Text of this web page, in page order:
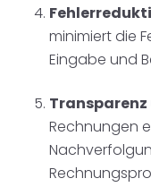
minimiert die
Eingabe und
Rechnungen